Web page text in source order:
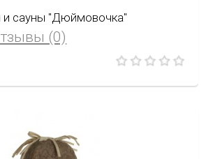
и сауны "Дюймовочка"
(0)